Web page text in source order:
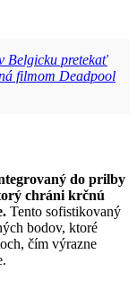
Belgicku pretekať
filmom Deadpool
do prilby
chráni krčnú
Tento sofistikovaný
bodov, ktoré
čím výrazne